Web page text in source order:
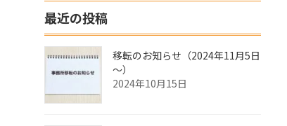
最近の投稿
移転のお知らせ（2024年11月5日
～）
2024年10月15日